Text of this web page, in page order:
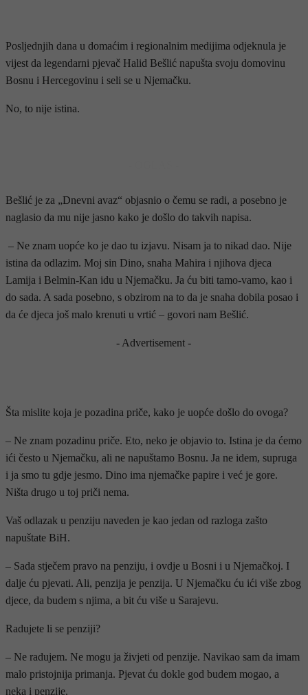
Posljednjih dana u domaćim i regionalnim medijima odjeknula je
vijest da legendarni pjevač Halid Bešlić napušta svoju domovinu
Bosnu i Hercegovinu i seli se u Njemačku.
No, to nije istina.
Bešlić je za „Dnevni avaz“ objasnio o čemu se radi, a posebno je
naglasio da mu nije jasno kako je došlo do takvih napisa.
– Ne znam uopće ko je dao tu izjavu. Nisam ja to nikad dao. Nije
istina da odlazim. Moj sin Dino, snaha Mahira i njihova djeca
Lamija i Belmin-Kan idu u Njemačku. Ja ću biti tamo-vamo, kao i
do sada. A sada posebno, s obzirom na to da je snaha dobila posao i
da će djeca još malo krenuti u vrtić – govori nam Bešlić.
- Advertisement -
Šta mislite koja je pozadina priče, kako je uopće došlo do ovoga?
– Ne znam pozadinu priče. Eto, neko je objavio to. Istina je da ćemo
ići često u Njemačku, ali ne napuštamo Bosnu. Ja ne idem, supruga
i ja smo tu gdje jesmo. Dino ima njemačke papire i već je gore.
Ništa drugo u toj priči nema.
Vaš odlazak u penziju naveden je kao jedan od razloga zašto
napuštate BiH.
– Sada stječem pravo na penziju, i ovdje u Bosni i u Njemačkoj. I
dalje ću pjevati. Ali, penzija je penzija. U Njemačku ću ići više zbog
djece, da budem s njima, a bit ću više u Sarajevu.
Radujete li se penziji?
– Ne radujem. Ne mogu ja živjeti od penzije. Navikao sam da imam
malo pristojnija primanja. Pjevat ću dokle god budem mogao, a
neka i penzije.